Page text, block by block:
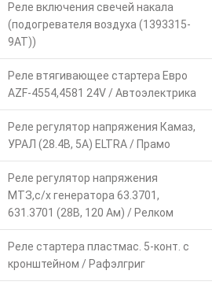
Реле включения свечей накала
(подогревателя воздуха (1393315-
9АТ))
Реле втягивающее стартера Евро
AZF-4554,4581 24V / Автоэлектрика
Реле регулятор напряжения Камаз,
УРАЛ (28.4В, 5А) ELTRA / Прамо
Реле регулятор напряжения
МТЗ,с/х генератора 63.3701,
631.3701 (28В, 120 Ам) / Релком
Реле стартера пластмас. 5-конт. с
кронштейном / Рафэлгриг